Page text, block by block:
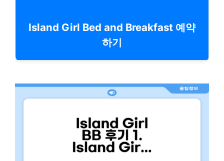
Island Girl Bed and Breakfast 예약
하기